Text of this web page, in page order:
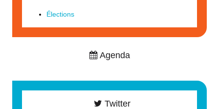
Élections
Agenda
Twitter